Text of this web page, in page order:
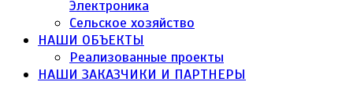
Электроника
Сельское хозяйство
НАШИ ОБЪЕКТЫ
Реализованные проекты
НАШИ ЗАКАЗЧИКИ И ПАРТНЕРЫ